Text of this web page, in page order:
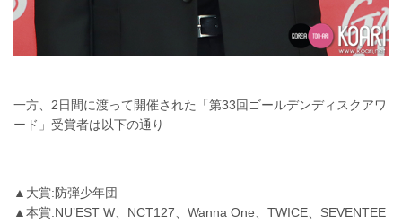
一方、2日間に渡って開催された「第33回ゴールデンディスクアワ
ード」受賞者は以下の通り
▲大賞:防弾少年団
▲本賞:NU’EST W、NCT127、Wanna One、TWICE、SEVENTEE